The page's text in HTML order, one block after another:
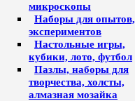
микроскопы
Наборы для опытов,
экспериментов
Настольные игры,
кубики, лото, футбол
Пазлы, наборы для
творчества, холсты,
алмазная мозайка